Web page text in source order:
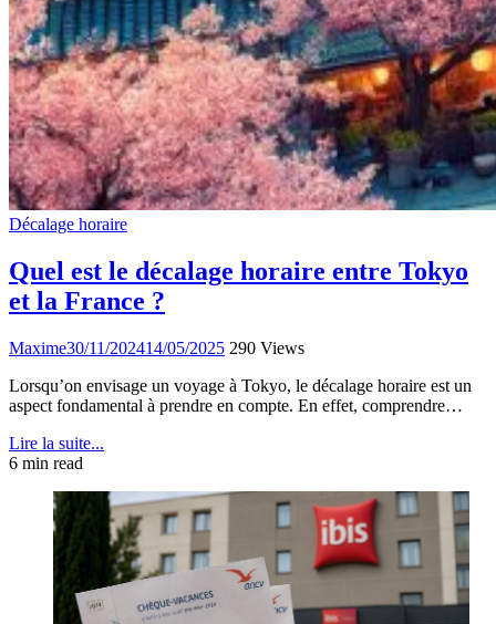
Décalage horaire
Quel est le décalage horaire entre Tokyo
et la France ?
Maxime30/11/202414/05/2025 290 Views
Lorsqu’on envisage un voyage à Tokyo, le décalage horaire est un
aspect fondamental à prendre en compte. En effet, comprendre…
Lire la suite...
6 min read